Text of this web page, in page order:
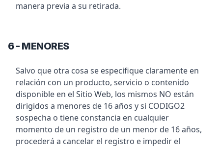
manera previa a su retirada.
6 - MENORES
Salvo que otra cosa se especifique claramente en
relación con un producto, servicio o contenido
disponible en el Sitio Web, los mismos NO están
dirigidos a menores de 16 años y si CODIGO2
sospecha o tiene constancia en cualquier
momento de un registro de un menor de 16 años,
procederá a cancelar el registro e impedir el